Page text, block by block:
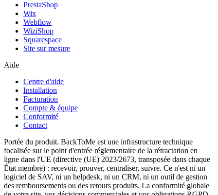
PrestaShop
Wix
Webflow
WiziShop
Squarespace
Site sur mesure
Aide
Centre d'aide
Installation
Facturation
Compte & équipe
Conformité
Contact
Portée du produit. BackToMe est une infrastructure technique
focalisée sur le point d'entrée réglementaire de la rétractation en
ligne dans l'UE (directive (UE) 2023/2673, transposée dans chaque
État membre) : recevoir, prouver, centraliser, suivre. Ce n'est ni un
logiciel de SAV, ni un helpdesk, ni un CRM, ni un outil de gestion
des remboursements ou des retours produits. La conformité globale